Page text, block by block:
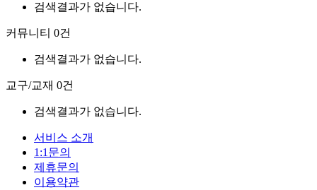
검색결과가 없습니다.
커뮤니티 0건
검색결과가 없습니다.
교구/교재 0건
검색결과가 없습니다.
서비스 소개
1:1문의
제휴문의
이용약관